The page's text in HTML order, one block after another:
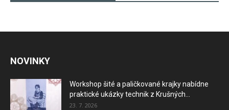
NOVINKY
Workshop šité a paličkované krajky nabídne
praktické ukázky technik z Krušných...
23. 7. 2026